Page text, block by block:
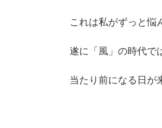
これは私がずっと悩
遂に「風」の時代で
当たり前になる日が